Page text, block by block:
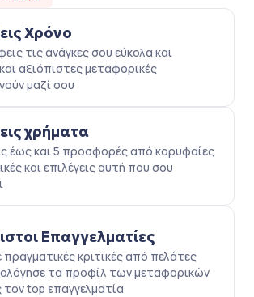
Χρόνο
τις ανάγκες σου εύκολα και
αξιόπιστες μεταφορικές
μαζί σου
χρήματα
έως και 5 προσφορές από κορυφαίες
και επιλέγεις αυτή που σου
Επαγγελματίες
πραγματικές κριτικές από πελάτες
τα προφίλ των μεταφορικών
τον top επαγγελματία